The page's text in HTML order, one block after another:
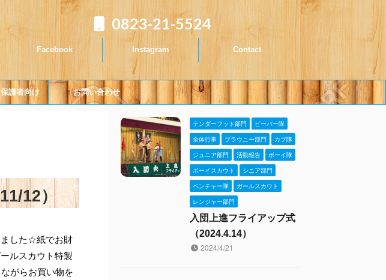
0823-21-5524
Facebook Instagram Contact
護者向け お問い合わせ
12）
ました☆紙でお財
ルスカウト特製
がらお買い物を
テンダーフット部門
ビーバー隊
全体行事
ブラウニー部門
カブ隊
ジュニア部門
活動報告
ボーイ隊
ボーイスカウト
シニア部門
ベンチャー隊
ガールスカウト
レンジャー部門
入団上進フライアップ式
（2024.4.14）
2024/4/21